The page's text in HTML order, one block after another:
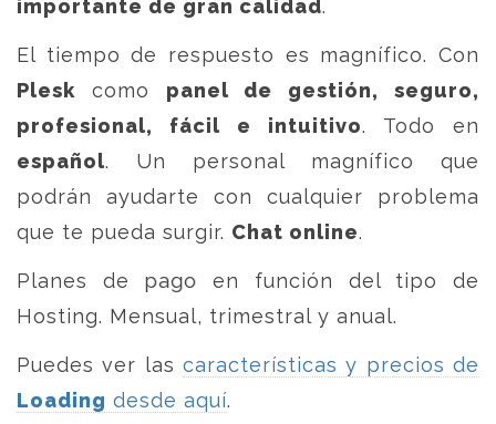
importante de gran calidad.
El tiempo de respuesto es magnífico. Con
Plesk como panel de gestión, seguro,
profesional, fácil e intuitivo. Todo en
español. Un personal magnífico que
podrán ayudarte con cualquier problema
que te pueda surgir. Chat online.
Planes de pago en función del tipo de
Hosting. Mensual, trimestral y anual.
Puedes ver las características y precios de
Loading desde aquí.